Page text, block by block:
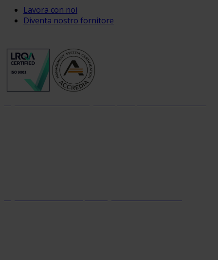
Lavora con noi
Diventa nostro fornitore